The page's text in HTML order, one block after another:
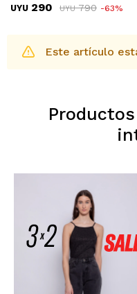
UYU 290 UYU 790 63
Este artículo